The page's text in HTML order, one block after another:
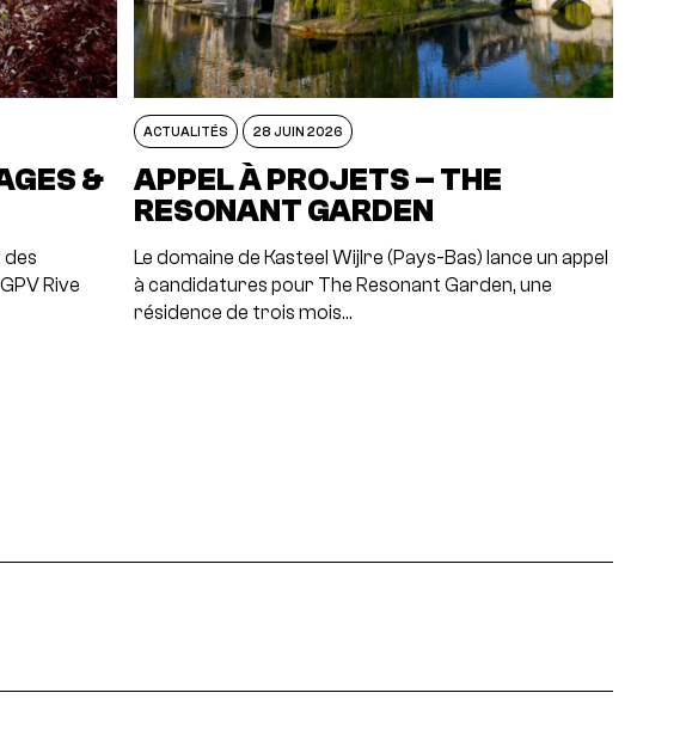
&
des
Rive
ACTUALITÉS 28 JUIN 2026
APPEL À PROJETS – THE
RESONANT GARDEN
Le domaine de Kasteel Wijlre (Pays-Bas) lance un appel
à candidatures pour The Resonant Garden, une
résidence de trois mois…